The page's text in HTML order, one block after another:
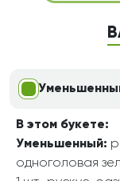
В этом букете:
Уменьшенный:
одноголовая